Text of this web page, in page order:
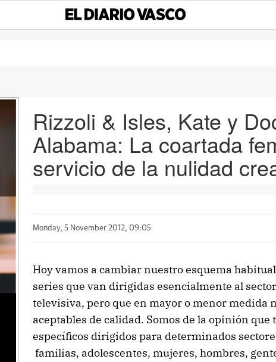
Rizzoli & Isles, Kate y
Alabama: La coartada
servicio de la nulidad
Monday, 5 November 2012, 09:05
Hoy vamos a cambiar nuestro esquema
series que van dirigidas esencialmente al
televisiva, pero que en mayor o menor medida
aceptables de calidad. Somos de la opinión
específicos dirigidos para determinados
familias, adolescentes, mujeres, hombres,